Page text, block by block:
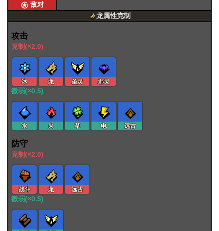
敌对
龙属性克制
攻击
克制(×2.0)
冰 龙 圣灵 邪灵
微弱(×0.5)
水 火 草 电 远古
防守
克制(×2.0)
战斗 龙 远古
微弱(×0.5)